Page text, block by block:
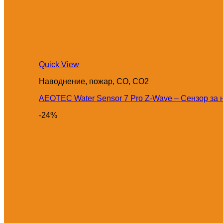
Quick View
Наводнение, пожар, CO, CO2
AEOTEC Water Sensor 7 Pro Z-Wave – Сензор за
-24%